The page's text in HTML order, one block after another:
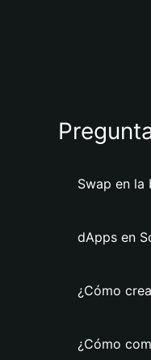
Swap en la
dApps en
¿Cómo
¿Cómo